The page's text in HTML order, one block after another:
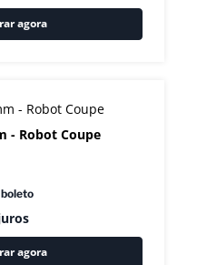
agora
- Robot Coupe
boleto
agora